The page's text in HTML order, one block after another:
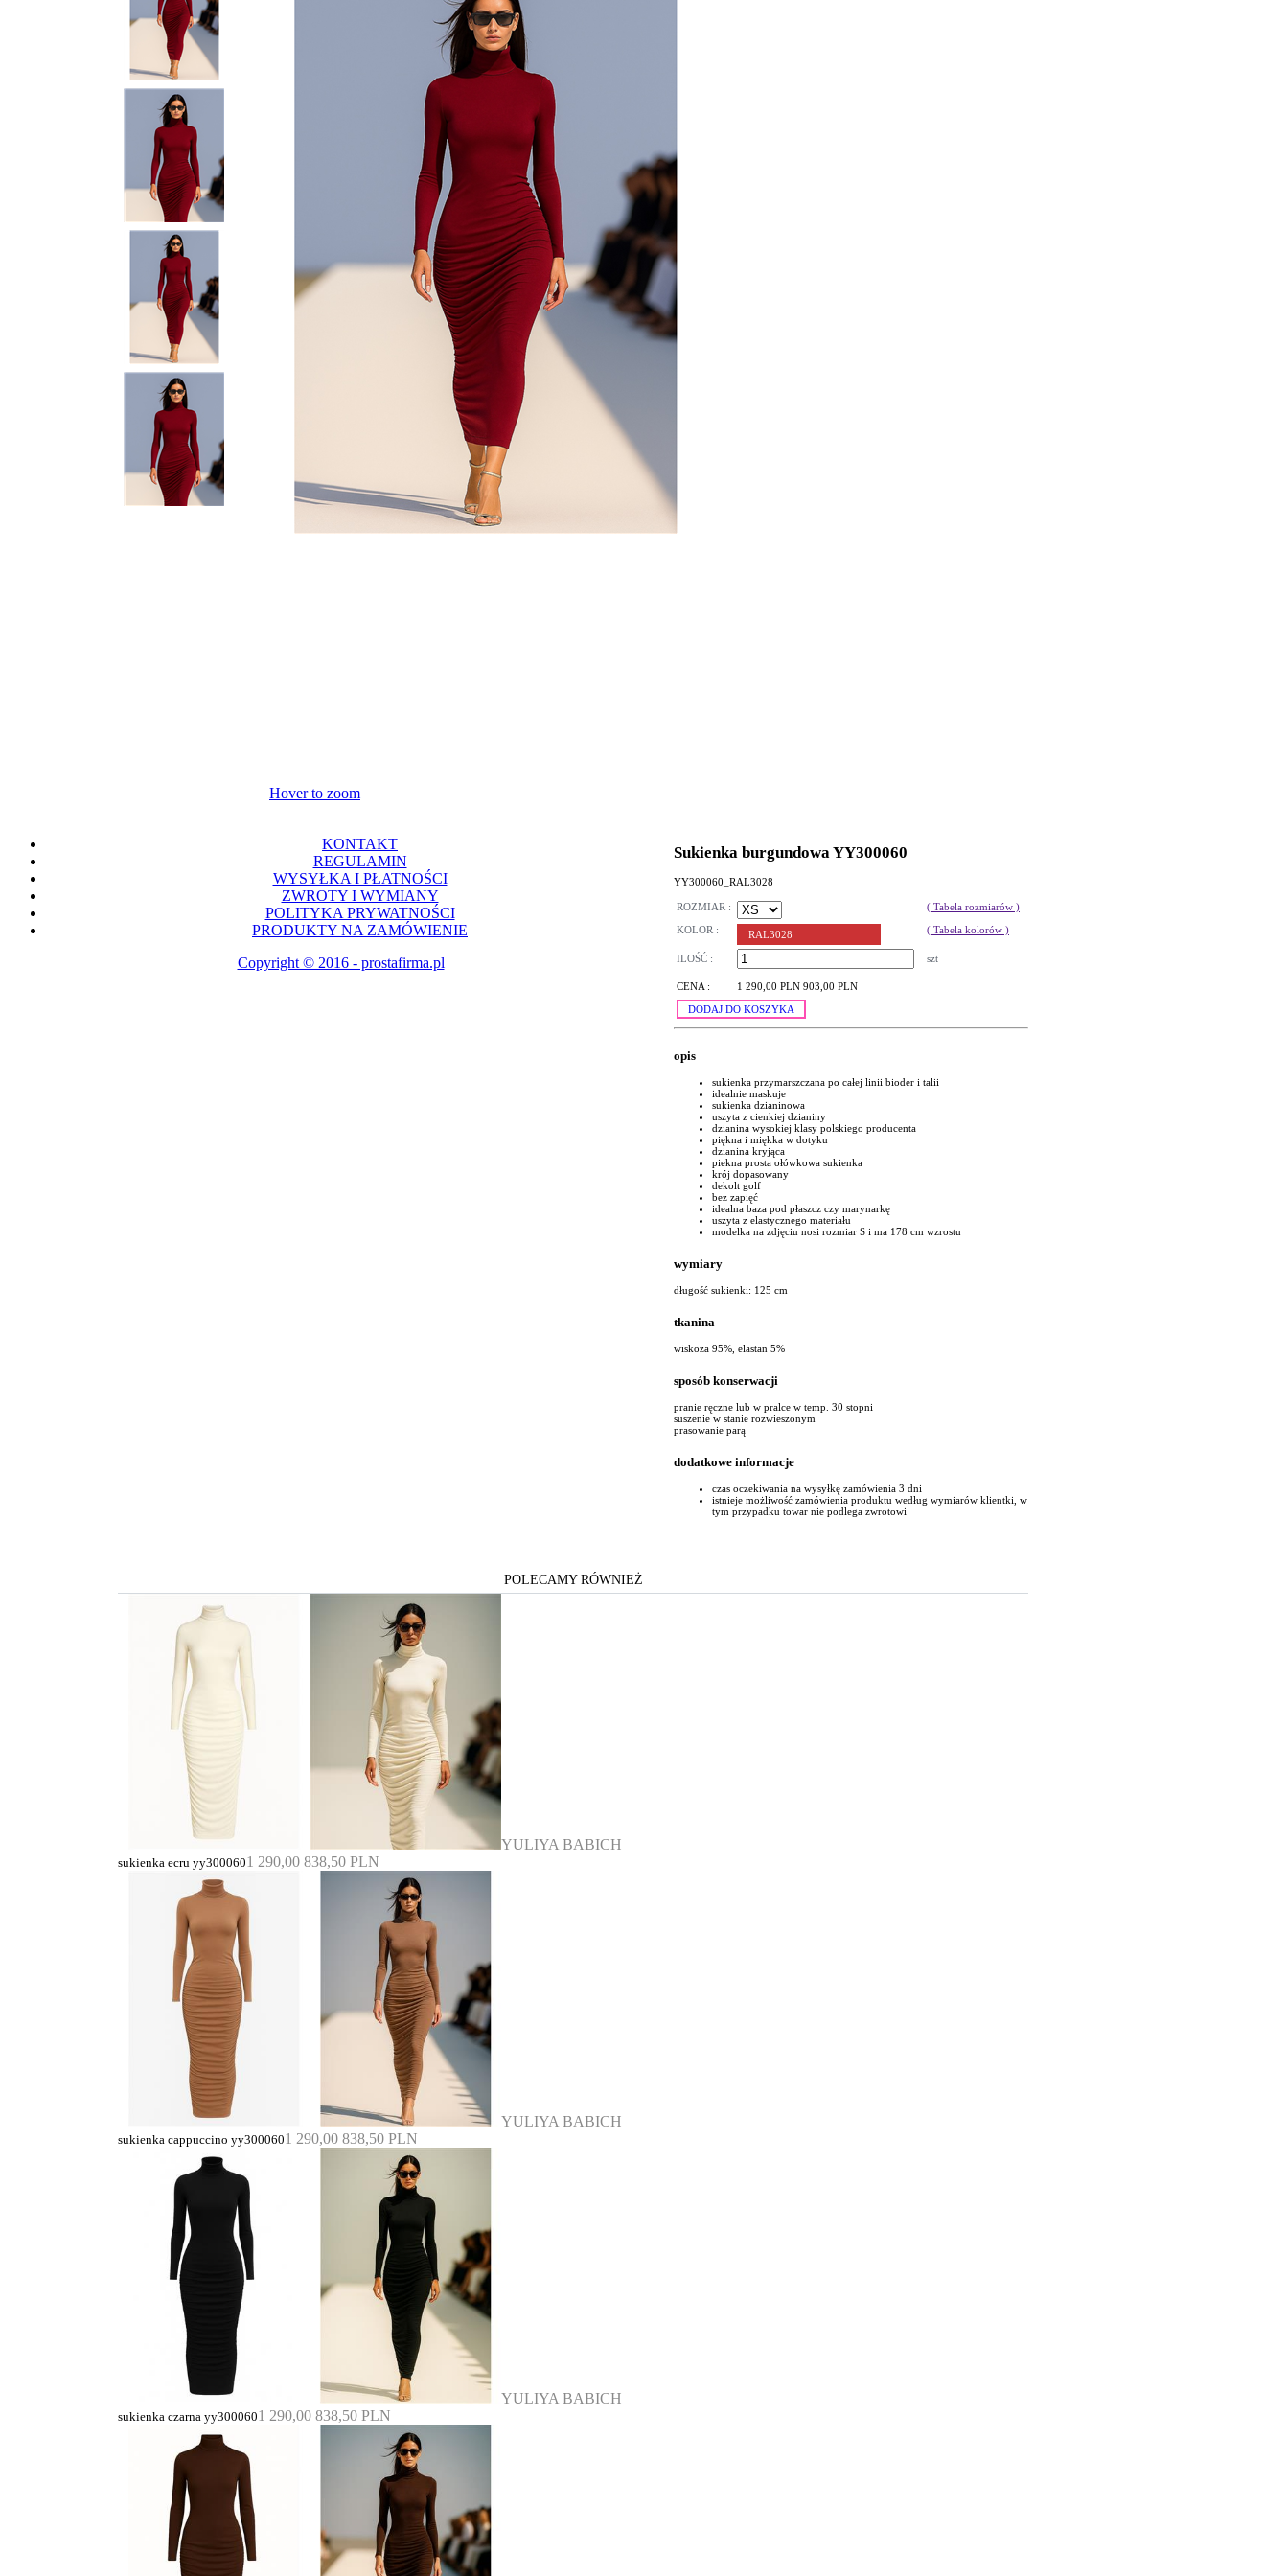
Hover to zoom
Sukienka burgundowa YY300060
YY300060_RAL3028
ROZMIAR :
( Tabela rozmiarów )
KOLOR :
RAL3028 ( Tabela kolorów )
ILOŚĆ : szt
CENA : 1 290,00 PLN 903,00 PLN
DODAJ DO KOSZYKA
opis
sukienka przymarszczana po całej linii bioder i talii
idealnie maskuje
sukienka dzianinowa
uszyta z cienkiej dzianiny
dzianina wysokiej klasy polskiego producenta
piękna i miękka w dotyku
dzianina kryjąca
piekna prosta ołówkowa sukienka
krój dopasowany
dekolt golf
bez zapięć
idealna baza pod płaszcz czy marynarkę
uszyta z elastycznego materiału
modelka na zdjęciu nosi rozmiar S i ma 178 cm wzrostu
wymiary
długość sukienki: 125 cm
tkanina
wiskoza 95%, elastan 5%
sposób konserwacji
pranie ręczne lub w pralce w temp. 30 stopni
suszenie w stanie rozwieszonym
prasowanie parą
dodatkowe informacje
czas oczekiwania na wysyłkę zamówienia 3 dni
istnieje możliwość zamówienia produktu według wymiarów klientki, w
tym przypadku towar nie podlega zwrotowi
POLECAMY RÓWNIEŻ
YULIYA BABICH
sukienka ecru yy3000601 290,00 838,50 PLN
YULIYA BABICH
sukienka cappuccino yy3000601 290,00 838,50 PLN
YULIYA BABICH
sukienka czarna yy3000601 290,00 838,50 PLN
KONTAKT
REGULAMIN
WYSYŁKA I PŁATNOŚCI
ZWROTY I WYMIANY
POLITYKA PRYWATNOŚCI
PRODUKTY NA ZAMÓWIENIE
Copyright © 2016 - prostafirma.pl